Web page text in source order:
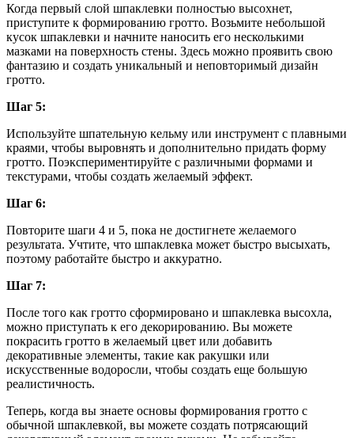
Когда первый слой шпаклевки полностью высохнет,
приступите к формированию гротто. Возьмите небольшой
кусок шпаклевки и начните наносить его несколькими
мазками на поверхность стены. Здесь можно проявить свою
фантазию и создать уникальный и неповторимый дизайн
гротто.
Шаг 5:
Используйте шпательную кельму или инструмент с плавными
краями, чтобы выровнять и дополнительно придать форму
гротто. Поэкспериментируйте с различными формами и
текстурами, чтобы создать желаемый эффект.
Шаг 6:
Повторите шаги 4 и 5, пока не достигнете желаемого
результата. Учтите, что шпаклевка может быстро высыхать,
поэтому работайте быстро и аккуратно.
Шаг 7:
После того как гротто сформировано и шпаклевка высохла,
можно приступать к его декорированию. Вы можете
покрасить гротто в желаемый цвет или добавить
декоративные элементы, такие как ракушки или
искусственные водоросли, чтобы создать еще большую
реалистичность.
Теперь, когда вы знаете основы формирования гротто с
обычной шпаклевкой, вы можете создать потрясающий